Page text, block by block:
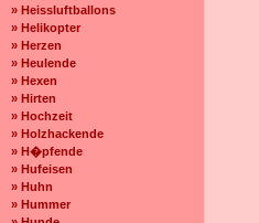
» Heissluftballons
» Helikopter
» Herzen
» Heulende
» Hexen
» Hirten
» Hochzeit
» Holzhackende
» H�pfende
» Hufeisen
» Huhn
» Hummer